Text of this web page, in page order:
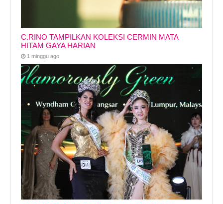
C.RINO TAMPILKAN KOLEKSI CERMIN MATA
HITAM GAYA HARIAN
1 minggu ago